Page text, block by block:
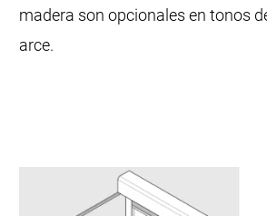
madera son opcionales en tonos
arce.